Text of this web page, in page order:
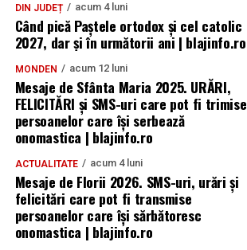
DIN JUDEȚ acum 4 luni
Când pică Paștele ortodox și cel catolic
2027, dar și în următorii ani | blajinfo.ro
MONDEN acum 12 luni
Mesaje de Sfânta Maria 2025. URĂRI,
FELICITĂRI și SMS-uri care pot fi trimise
persoanelor care își serbează
onomastica | blajinfo.ro
ACTUALITATE acum 4 luni
Mesaje de Florii 2026. SMS-uri, urări și
felicitări care pot fi transmise
persoanelor care îşi sărbătoresc
onomastica | blajinfo.ro